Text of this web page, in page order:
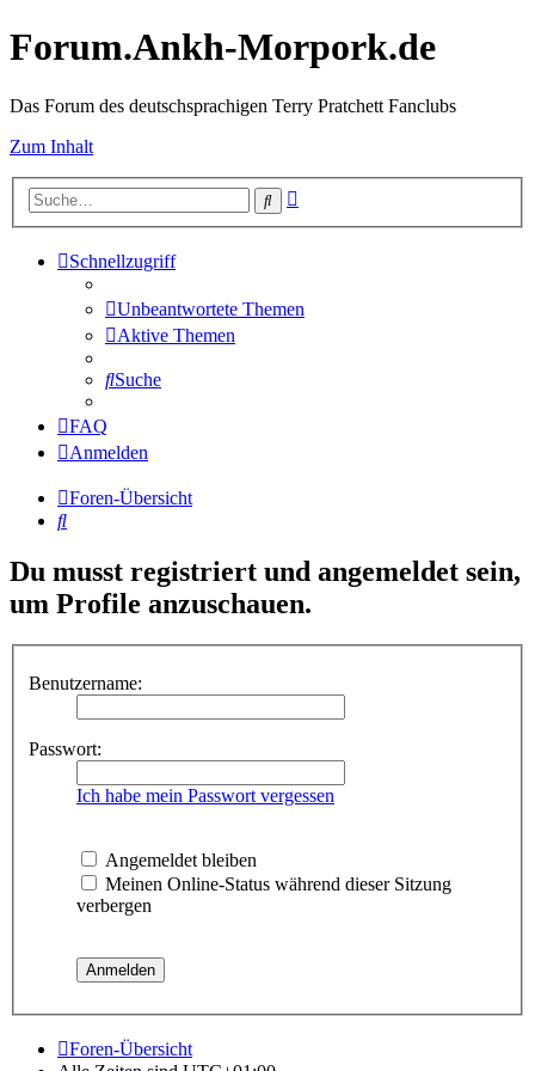
Forum.Ankh-Morpork.de
Das Forum des deutschsprachigen Terry Pratchett Fanclubs
Zum Inhalt
Suche
Schnellzugriff
Unbeantwortete Themen
Aktive Themen
Suche
FAQ
Anmelden
Foren-Übersicht
Suche
Du musst registriert und angemeldet sein,
um Profile anzuschauen.
Benutzername:
Passwort:
Ich habe mein Passwort vergessen
Angemeldet bleiben
Meinen Online-Status während dieser Sitzung
verbergen
Foren-Übersicht